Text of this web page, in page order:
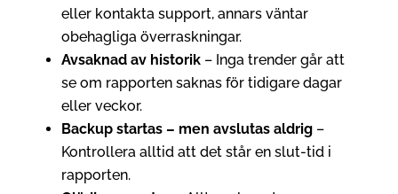
eller kontakta support, annars väntar
obehagliga överraskningar.
Avsaknad av historik – Inga trender går att
se om rapporten saknas för tidigare dagar
eller veckor.
Backup startas – men avslutas aldrig –
Kontrollera alltid att det står en slut-tid i
rapporten.